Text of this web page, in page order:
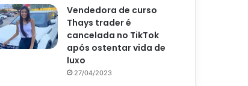
Vendedora de curso
Thays trader é
cancelada no TikTok
após ostentar vida de
luxo
27/04/2023